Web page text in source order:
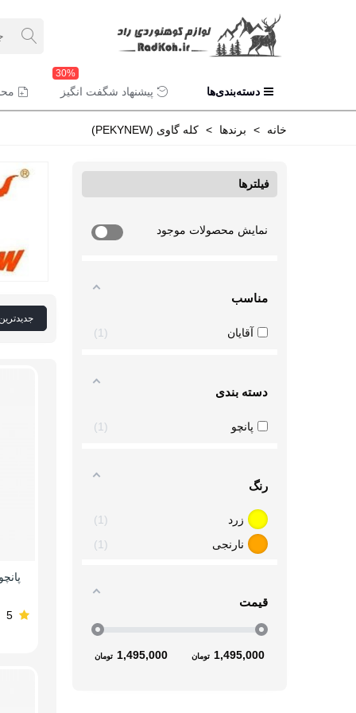
دسته‌بندی‌ها پیشنهاد شگفت انگیز
30%
خانه > برندها > کله گاوی (PEKYNEW)
فیلترها
نمایش محصولات موجود
مناسب
آقایان 1
دسته بندی
پانچو 1
رنگ
زرد
1
نارنجی
1
قیمت
1,495,000 تومان 1,495,000 تومان
5